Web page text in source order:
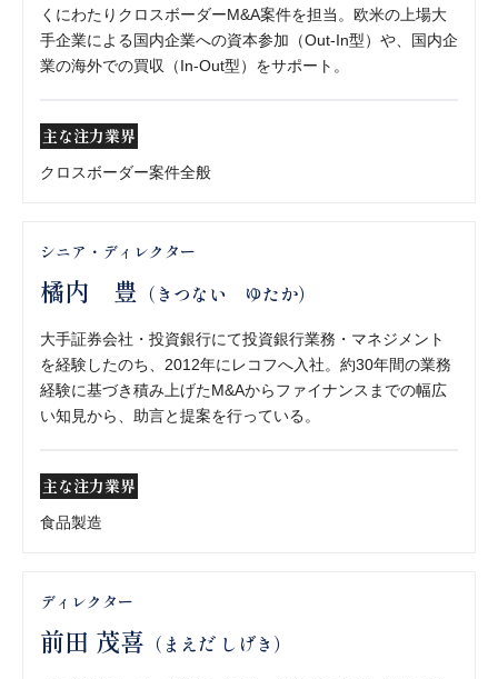
くにわたりクロスボーダーM&A案件を担当。欧米の上場大
手企業による国内企業への資本参加（Out-In型）や、国内企
業の海外での買収（In-Out型）をサポート。
主な注力業界
クロスボーダー案件全般
シニア・ディレクター
橘内 豊 （きつない ゆたか）
大手証券会社・投資銀行にて投資銀行業務・マネジメント
を経験したのち、2012年にレコフへ入社。約30年間の業務
経験に基づき積み上げたM&Aからファイナンスまでの幅広
い知見から、助言と提案を行っている。
主な注力業界
食品製造
ディレクター
前田 茂喜 （まえだ しげき）